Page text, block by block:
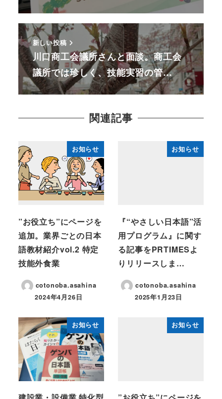
新しい投稿
川口商工会議所さんと面談。商工会
議所では珍しく、技能実習の管…
関連記事
お知らせ
”お役立ち”にページを
追加。業界ごとの日本
語教材紹介vol.2 特定
技能外食業
cotonoba.asahina
2024年4月26日
お知らせ
『“やさしい日本語”活
用プログラム』に関す
る記事をPRTIMESよ
りリリースしま…
cotonoba.asahina
2025年1月23日
お知らせ お知らせ